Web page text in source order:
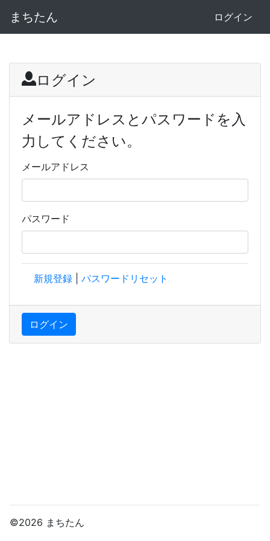
まちたん ログイン
ログイン
メールアドレスとパスワードを入
力してください。
メールアドレス
パスワード
新規登録 パスワードリセット
ログイン
©2026 まちたん